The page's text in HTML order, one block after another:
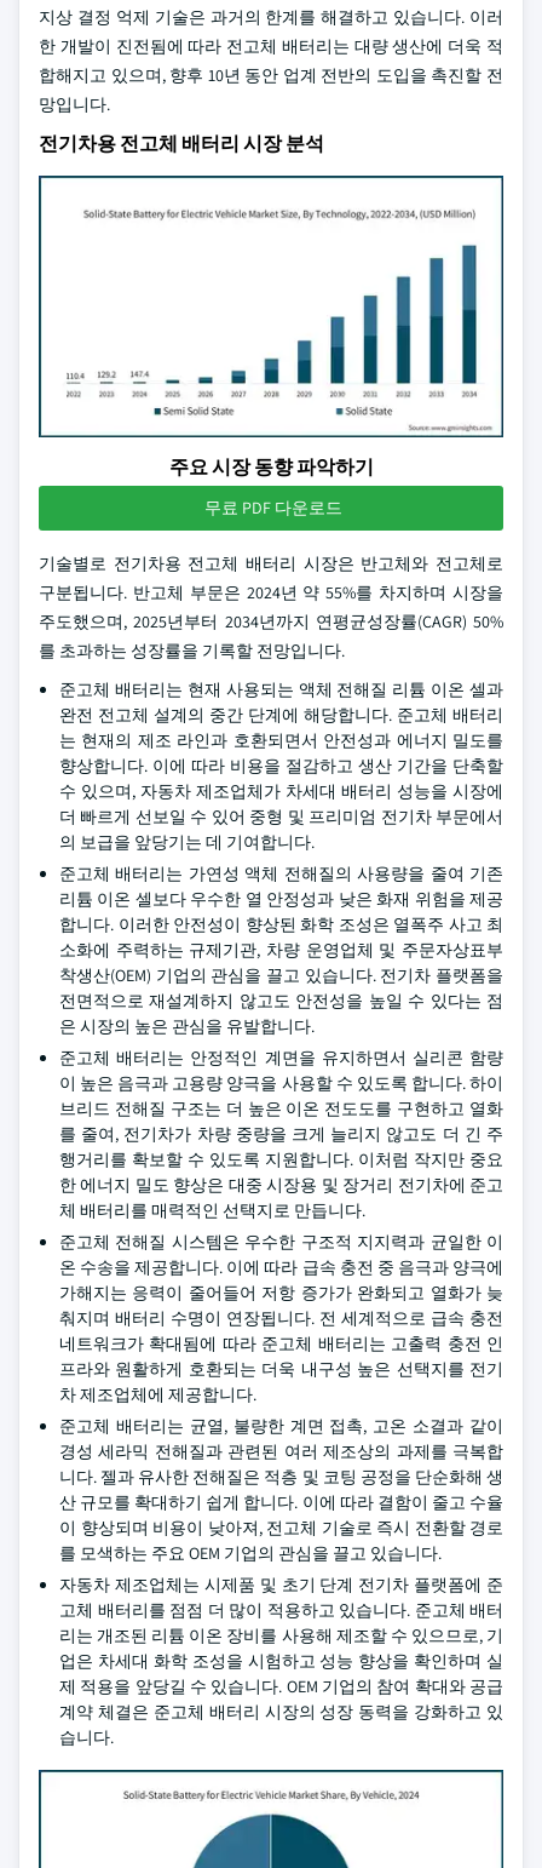
지상 결정 억제 기술은 과거의 한계를 해결하고 있습니다. 이러
한 개발이 진전됨에 따라 전고체 배터리는 대량 생산에 더욱 적
합해지고 있으며, 향후 10년 동안 업계 전반의 도입을 촉진할 전
망입니다.
전기차용 전고체 배터리 시장 분석
주요 시장 동향 파악하기
무료 PDF 다운로드
기술별로 전기차용 전고체 배터리 시장은 반고체와 전고체로
구분됩니다. 반고체 부문은 2024년 약 55%를 차지하며 시장을
주도했으며, 2025년부터 2034년까지 연평균성장률(CAGR) 50%
를 초과하는 성장률을 기록할 전망입니다.
준고체 배터리는 현재 사용되는 액체 전해질 리튬 이온 셀과
완전 전고체 설계의 중간 단계에 해당합니다. 준고체 배터리
는 현재의 제조 라인과 호환되면서 안전성과 에너지 밀도를
향상합니다. 이에 따라 비용을 절감하고 생산 기간을 단축할
수 있으며, 자동차 제조업체가 차세대 배터리 성능을 시장에
더 빠르게 선보일 수 있어 중형 및 프리미엄 전기차 부문에서
의 보급을 앞당기는 데 기여합니다.
준고체 배터리는 가연성 액체 전해질의 사용량을 줄여 기존
리튬 이온 셀보다 우수한 열 안정성과 낮은 화재 위험을 제공
합니다. 이러한 안전성이 향상된 화학 조성은 열폭주 사고 최
소화에 주력하는 규제기관, 차량 운영업체 및 주문자상표부
착생산(OEM) 기업의 관심을 끌고 있습니다. 전기차 플랫폼을
전면적으로 재설계하지 않고도 안전성을 높일 수 있다는 점
은 시장의 높은 관심을 유발합니다.
준고체 배터리는 안정적인 계면을 유지하면서 실리콘 함량
이 높은 음극과 고용량 양극을 사용할 수 있도록 합니다. 하이
브리드 전해질 구조는 더 높은 이온 전도도를 구현하고 열화
를 줄여, 전기차가 차량 중량을 크게 늘리지 않고도 더 긴 주
행거리를 확보할 수 있도록 지원합니다. 이처럼 작지만 중요
한 에너지 밀도 향상은 대중 시장용 및 장거리 전기차에 준고
체 배터리를 매력적인 선택지로 만듭니다.
준고체 전해질 시스템은 우수한 구조적 지지력과 균일한 이
온 수송을 제공합니다. 이에 따라 급속 충전 중 음극과 양극에
가해지는 응력이 줄어들어 저항 증가가 완화되고 열화가 늦
춰지며 배터리 수명이 연장됩니다. 전 세계적으로 급속 충전
네트워크가 확대됨에 따라 준고체 배터리는 고출력 충전 인
프라와 원활하게 호환되는 더욱 내구성 높은 선택지를 전기
차 제조업체에 제공합니다.
준고체 배터리는 균열, 불량한 계면 접촉, 고온 소결과 같이
경성 세라믹 전해질과 관련된 여러 제조상의 과제를 극복합
니다. 젤과 유사한 전해질은 적층 및 코팅 공정을 단순화해 생
산 규모를 확대하기 쉽게 합니다. 이에 따라 결함이 줄고 수율
이 향상되며 비용이 낮아져, 전고체 기술로 즉시 전환할 경로
를 모색하는 주요 OEM 기업의 관심을 끌고 있습니다.
자동차 제조업체는 시제품 및 초기 단계 전기차 플랫폼에 준
고체 배터리를 점점 더 많이 적용하고 있습니다. 준고체 배터
리는 개조된 리튬 이온 장비를 사용해 제조할 수 있으므로, 기
업은 차세대 화학 조성을 시험하고 성능 향상을 확인하며 실
제 적용을 앞당길 수 있습니다. OEM 기업의 참여 확대와 공급
계약 체결은 준고체 배터리 시장의 성장 동력을 강화하고 있
습니다.